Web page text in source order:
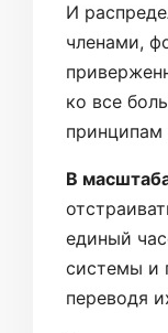
И
членами,
ко все
принципам
В
единый
системы и
переводя